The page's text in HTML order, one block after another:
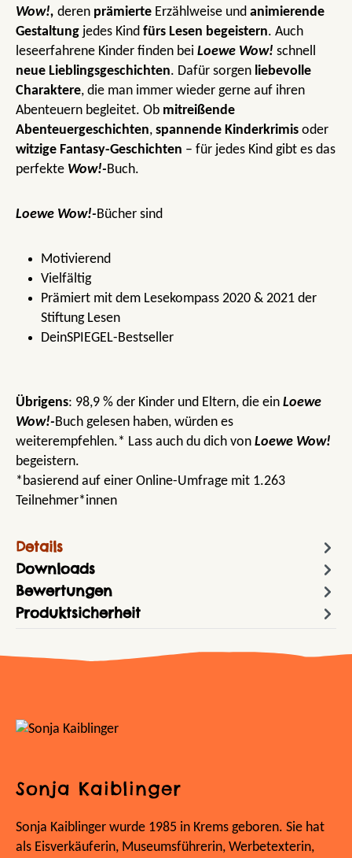
Wow!, deren prämierte Erzählweise und animierende
Gestaltung jedes Kind fürs Lesen begeistern. Auch
leseerfahrene Kinder finden bei Loewe Wow! schnell
neue Lieblingsgeschichten. Dafür sorgen liebevolle
Charaktere, die man immer wieder gerne auf ihren
Abenteuern begleitet. Ob mitreißende
Abenteuergeschichten, spannende Kinderkrimis oder
witzige Fantasy-Geschichten – für jedes Kind gibt es das
perfekte Wow!-Buch.
Loewe Wow!-Bücher sind
Motivierend
Vielfältig
Prämiert mit dem Lesekompass 2020 & 2021 der
Stiftung Lesen
DeinSPIEGEL-Bestseller
Übrigens: 98,9 % der Kinder und Eltern, die ein Loewe
Wow!-Buch gelesen haben, würden es
weiterempfehlen.* Lass auch du dich von Loewe Wow!
begeistern.
*basierend auf einer Online-Umfrage mit 1.263
Teilnehmer*innen
Details
Downloads
Bewertungen
Produktsicherheit
Sonja Kaiblinger
Sonja Kaiblinger wurde 1985 in Krems geboren. Sie hat
als Eisverkäuferin, Museumsführerin, Werbetexterin,